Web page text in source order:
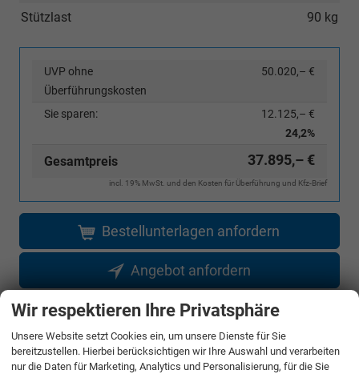
90 kg
Stützlast
UVP ohne
Überführungskosten
50.020,– €
Sie sparen:
12.125,– €
24,2%
Gesamtpreis 37.895,– €
incl. 19% MwSt. und den Kosten für Überführung und Kfz-Brief
Bestellunterlagen anfordern
Angebot anfordern
Merken
Jetzt anrufen
Wir respektieren Ihre Privatsphäre
Unsere Website setzt Cookies ein, um unsere Dienste für Sie
bereitzustellen. Hierbei berücksichtigen wir Ihre Auswahl und verarbeiten
nur die Daten für Marketing, Analytics und Personalisierung, für die Sie